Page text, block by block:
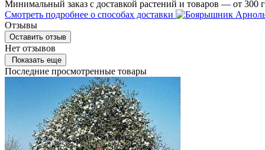
Минимальный заказ с доставкой растений и товаров — от 300
Смотреть подробнее о способах доставки
Отзывы
Оставить отзыв
Нет отзывов
Показать еще
Последние просмотренные товары